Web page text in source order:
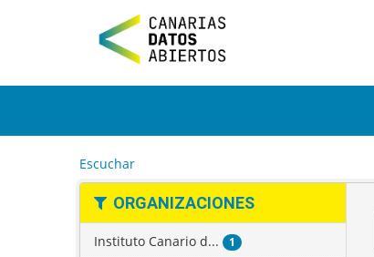
t
Escuchar
ORGANIZACIONES
Instituto Canario d... 1